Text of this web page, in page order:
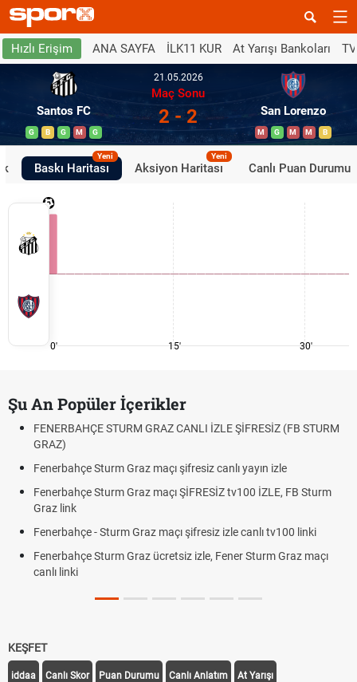
Hızlı Erişim ANA SAYFA İLK11 KUR At Yarışı Bankoları
Santos FC
G B G M G
21.05.2026
Maç Sonu
2 - 2 San Lorenzo
M G M M B
Baskı Haritası
Yeni
Aksiyon Haritası
Yeni
Canlı Puan Durumu
0' 15' 30'
Şu An Popüler İçerikler
FENERBAHÇE STURM GRAZ CANLI İZLE ŞİFRESİZ (FB STURM
GRAZ)
Fenerbahçe Sturm Graz maçı şifresiz canlı yayın izle
Fenerbahçe Sturm Graz maçı ŞİFRESİZ tv100 İZLE, FB Sturm
Graz link
Fenerbahçe - Sturm Graz maçı şifresiz izle canlı tv100 linki
Fenerbahçe Sturm Graz ücretsiz izle, Fener Sturm Graz maçı
canlı linki
KEŞFET
iddaa Canlı Skor Puan Durumu Canlı Anlatım At Yarışı